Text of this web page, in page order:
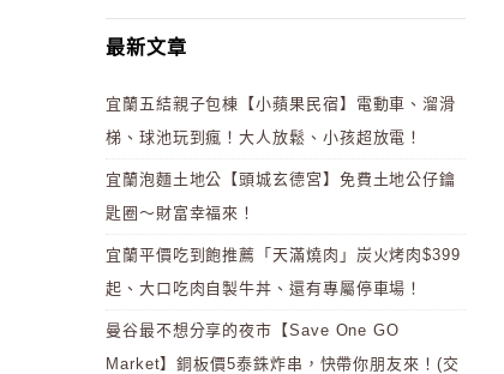
最新文章
宜蘭五結親子包棟【小蘋果民宿】電動車、溜滑
梯、球池玩到瘋！大人放鬆、小孩超放電！
宜蘭泡麵土地公【頭城玄德宮】免費土地公仔鑰
匙圈～財富幸福來！
宜蘭平價吃到飽推薦「天滿燒肉」炭火烤肉$399
起、大口吃肉自製牛丼、還有專屬停車場！
曼谷最不想分享的夜市【Save One GO
Market】銅板價5泰銖炸串，快帶你朋友來！(交